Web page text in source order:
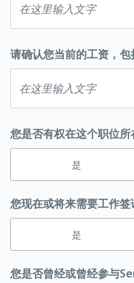
请确认您当前的工资，包
您是否有权在这个职位所
是
您现在或将来需要工作签
是
您是否曾经或曾经参与